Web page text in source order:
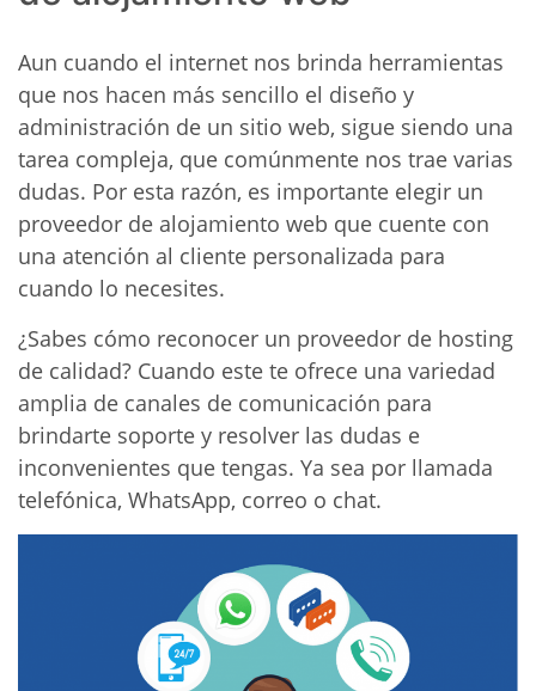
Aun cuando el internet nos brinda herramientas
que nos hacen más sencillo el diseño y
administración de un sitio web, sigue siendo una
tarea compleja, que comúnmente nos trae varias
dudas. Por esta razón, es importante elegir un
proveedor de alojamiento web que cuente con
una atención al cliente personalizada para
cuando lo necesites.
¿Sabes cómo reconocer un proveedor de hosting
de calidad? Cuando este te ofrece una variedad
amplia de canales de comunicación para
brindarte soporte y resolver las dudas e
inconvenientes que tengas. Ya sea por llamada
telefónica, WhatsApp, correo o chat.